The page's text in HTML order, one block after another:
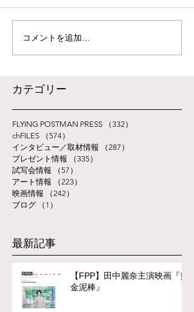
コメントを追加…
​カテゴリー
FLYING POSTMAN PRESS （332）
chFILES
（574）
インタビュー／取材情報
（287）
プレゼント情報
（335）
試写会情報
（57）
アート情報
（223）
映画情報
（242）
ブログ
（1）
最新記事
【FPP】田中麗奈主演映画『黄
金泥棒』